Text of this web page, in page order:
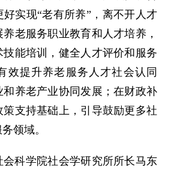
实现“老有所养”，离不开人才
老服务职业教育和人才培养，
能培训，健全人才评价和服务
效提升养老服务人才社会认同
和养老产业协同发展；在财政补
支持基础上，引导鼓励更多社
领域。
学院社会学研究所所长马东